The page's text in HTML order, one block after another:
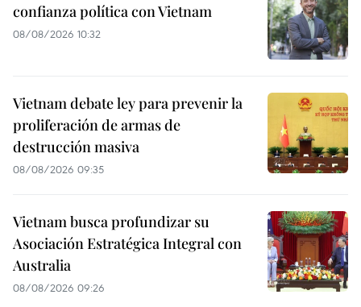
confianza política con Vietnam
08/08/2026 10:32
Vietnam debate ley para prevenir la
proliferación de armas de
destrucción masiva
08/08/2026 09:35
Vietnam busca profundizar su
Asociación Estratégica Integral con
Australia
08/08/2026 09:26